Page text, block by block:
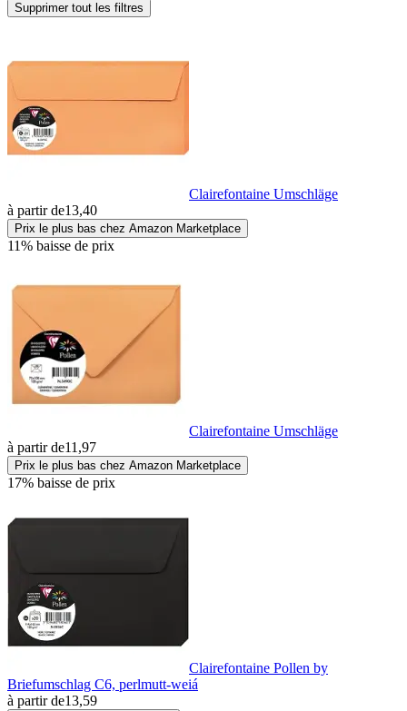
Supprimer tout les filtres
Clairefontaine Umschläge
à partir de13,40
Prix le plus bas chez Amazon Marketplace
11% baisse de prix
Clairefontaine Umschläge
à partir de11,97
Prix le plus bas chez Amazon Marketplace
17% baisse de prix
Clairefontaine Pollen by
Briefumschlag C6, perlmutt-weiá
à partir de13,59